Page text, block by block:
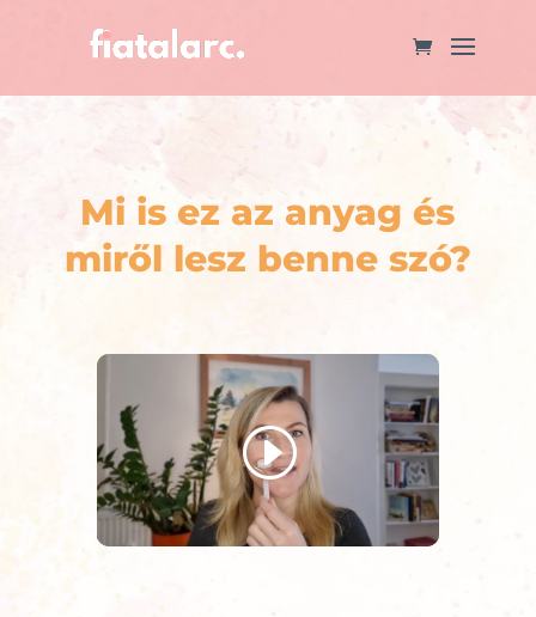
Mi is ez az anyag és
miről lesz benne szó?